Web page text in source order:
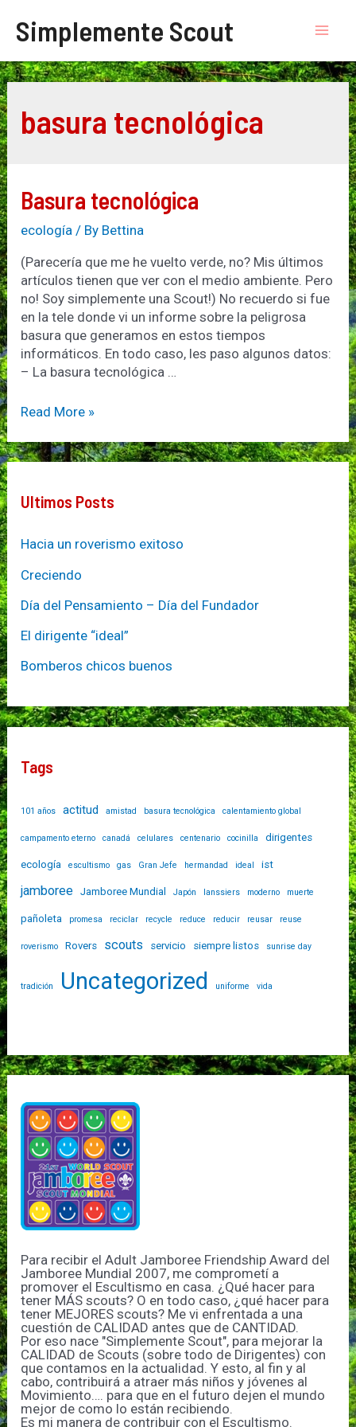
content
Simplemente Scout
basura tecnológica
Basura tecnológica
ecología / By Bettina
(Parecería que me he vuelto verde, no? Mis últimos
artículos tienen que ver con el medio ambiente. Pero
no! Soy simplemente una Scout!) No recuerdo si fue
en la tele donde vi un informe sobre la peligrosa
basura que generamos en estos tiempos
informáticos. En todo caso, les paso algunos datos:
– La basura tecnológica …
Basura
Read More »
Ultimos Posts
Hacia un roverismo exitoso
Creciendo
Día del Pensamiento – Día del Fundador
El dirigente “ideal”
Bomberos chicos buenos
Tags
101 años actitud amistad basura tecnológica calentamiento global
campamento eterno canadá celulares centenario cocinilla dirigentes
ecología escultismo gas Gran Jefe hermandad ideal ist
jamboree Jamboree Mundial Japón lanssiers moderno muerte
pañoleta promesa reciclar recycle reduce reducir reusar reuse
roverismo Rovers scouts servicio siempre listos sunrise day
tradición Uncategorized uniforme vida
Para recibir el Adult Jamboree Friendship Award del
Jamboree Mundial 2007, me comprometí a
promover el Escultismo en casa. ¿Qué hacer para
tener MÁS scouts? O en todo caso, ¿qué hacer para
tener MEJORES scouts? Me vi enfrentada a una
cuestión de CALIDAD antes que de CANTIDAD.
Por eso nace "Simplemente Scout", para mejorar la
CALIDAD de Scouts (sobre todo de Dirigentes) con
que contamos en la actualidad. Y esto, al fin y al
cabo, contribuirá a atraer más niños y jóvenes al
Movimiento…. para que en el futuro dejen el mundo
mejor de como lo están recibiendo.
Es mi manera de contribuir con el Escultismo.